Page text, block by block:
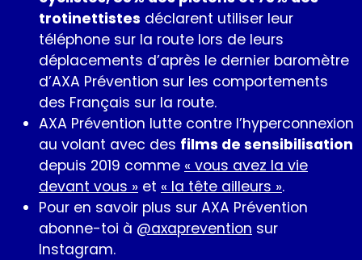
trotinettistes déclarent utiliser leur
téléphone sur la route lors de leurs
déplacements d’après le dernier baromètre
d’AXA Prévention sur les comportements
des Français sur la route.
AXA Prévention lutte contre l’hyperconnexion
au volant avec des films de sensibilisation
depuis 2019 comme « vous avez la vie
devant vous » et « la tête ailleurs ».
Pour en savoir plus sur AXA Prévention
abonne-toi à @axaprevention sur
Instagram.